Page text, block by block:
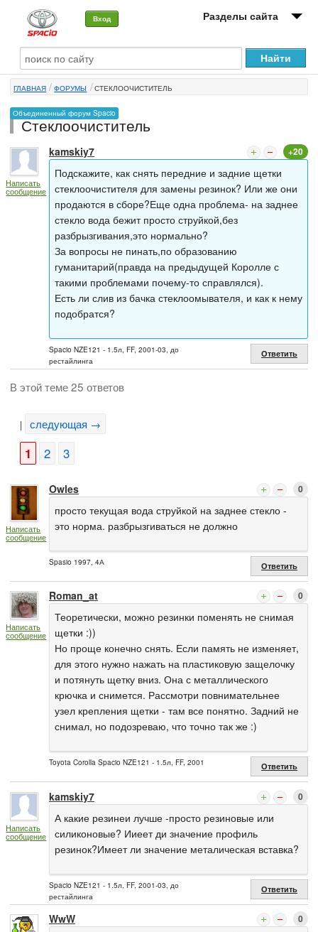
Вход Разделы сайта
О машине
Автоклуб
Форумы
Сервисы и услуги
Новости
ГЛАВНАЯ ФОРУМЫ СТЕКЛООЧИСТИТЕЛЬ
Объединенный форум Spacio
Стеклоочиститель
Написать
сообщение
kamskiy7 +20
Подскажите, как снять передние и задние щетки
стеклоочистителя для замены резинок? Или же они
продаются в сборе?Еще одна проблема- на заднее
стекло вода бежит просто струйкой,без
разбрызгивания,это нормально?
За вопросы не пинать,по образованию
гуманитарий(правда на предыдущей Королле с
такими проблемами почему-то справлялся).
Есть ли слив из бачка стеклоомывателя, и как к нему
подобратся?
Spacio NZE121 - 1.5л, FF, 2001-03, до
рестайлинга
Ответить
В этой теме 25 ответов
| следующая →
1 2 3
Написать
сообщение
Owles 0
просто текущая вода струйкой на заднее стекло -
это норма. разбрызгиваться не должно
Spasio 1997, 4А Ответить
Написать
сообщение
Roman_at 0
Теоретически, можно резинки поменять не снимая
щетки :))
Но проще конечно снять. Если память не изменяет,
для этого нужно нажать на пластиковую защелочку
и потянуть щетку вниз. Она с металлического
крючка и снимется. Рассмотри повнимательнее
узел крепления щетки - там все понятно. Задний не
снимал, но подозреваю, что точно так же :)
Toyota Corolla Spacio NZE121 - 1.5л, FF, 2001 Ответить
Написать
сообщение
kamskiy7 0
А какие резинеи лучше -просто резиновые или
силиконовые? Ииеет ди значение профиль
резинок?Имеет ли значение металическая вставка?
Spacio NZE121 - 1.5л, FF, 2001-03, до
рестайлинга
Ответить
WwW 0